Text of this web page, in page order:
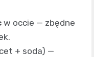
w occie — zbędne
+ soda) —